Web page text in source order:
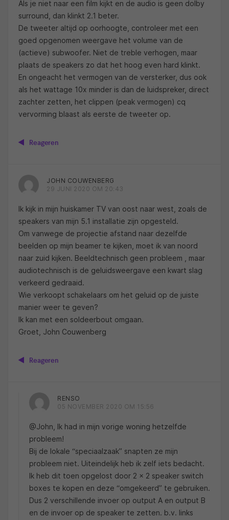
Als je niet naar een film kijkt en de audio is geen dolby
surround, dan klinkt 2.1 beter.
De tweeter altijd op oorhoogte, controleer met een
goed opgenomen weergave het volume van de
(actieve) subwoofer. Niet de treble verhogen, maar
plaats de speakers zo dat het hoog even hard klinkt.
En ongeacht het vermogen van de versterker, dus ook
als het wattage 10x minder is dan de luidspreker, direct
zachter zetten, het clippen (peak vermogen) cq
vervorming blaast als eerste de tweeter op.
Reageren
JOHN COUWENBERG
29 JUNI 2020 OM 20:43
Ik kijk in mijn huiskamer TV van oost naar west, zoals de
speakers van mijn 5.1 installatie zijn opgesteld.
Om vanwege de projectie afstand naar dezelfde
beelden op mijn beamer te kijken, moet ik van noord
naar zuid kijken. Beeldtechnisch geen probleem , maar
audiotechnisch is de geluidsweergave een kwart slag
verkeerd gedraaid.
Wie verkoopt schakelaars om het geluid op de juiste
manier weer te geven?
Ik kan met een soldeerbout omgaan.
Groet, John Couwenberg
Reageren
RENSO
05 NOVEMBER 2020 OM 15:56
@John, Ik had in mijn vorige woning hetzelfde
probleem!
Bij de lokale “speciaalzaak” snapten ze mijn
probleem niet. Uiteindelijk heb ik zelf iets bedacht.
Ik heb dit toen opgelost door 2 x 2 speaker switch
boxes te kopen en deze “omgekeerd” te gebruiken.
Dus 2 verschillende invoer op output A en output B
en de invoer op de speaker te zetten. b.v. links